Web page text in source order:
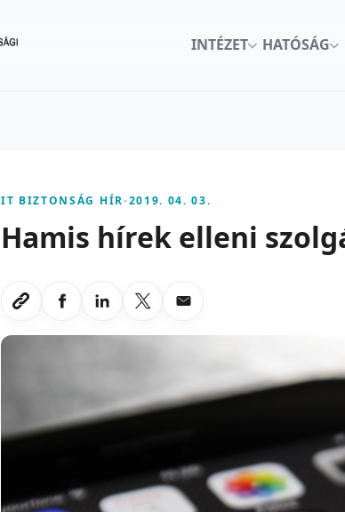
INTÉZET
HATÓSÁG
IT BIZTONSÁG HÍR-2019. 04. 03.
Hamis hírek elleni
Link masolasa
Megosztas Facebookon
Megosztas LinkedInen
Megosztas X-en
Megosztas emailben